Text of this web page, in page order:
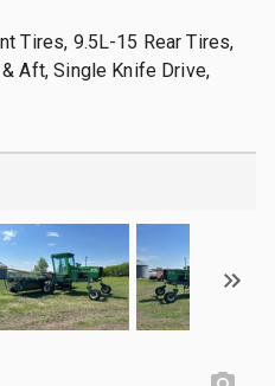
Tires, 9.5L-15 Rear Tires,
Aft, Single Knife Drive,